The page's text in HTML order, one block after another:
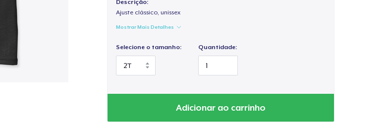
Descrição:
Ajuste clássico, unissex
Mostrar Mais Detalhes
Selecione o tamanho: Quantidade:
Adicionar ao carrinho